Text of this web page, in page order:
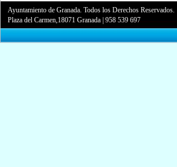
Ayuntamiento de Granada. Todos los Derechos Reservados.
Plaza del Carmen,18071 Granada |958 539 697